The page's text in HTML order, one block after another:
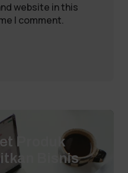
website in this
I comment.
Produk
Bisnis